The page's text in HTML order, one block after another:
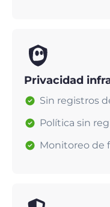
Privacidad
Sin registros
Política sin
Monitoreo de